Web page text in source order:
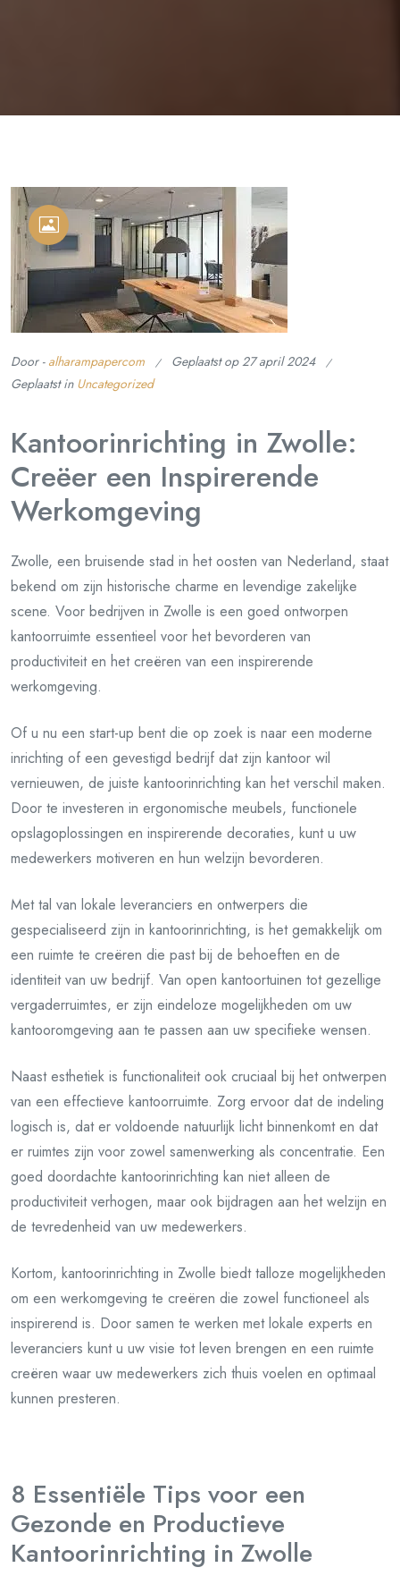
Door - alharampapercom Geplaatst op27 april 2024
Geplaatst in Uncategorized
Kantoorinrichting in Zwolle:
Creëer een Inspirerende
Werkomgeving
Zwolle, een bruisende stad in het oosten van Nederland, staat
bekend om zijn historische charme en levendige zakelijke
scene. Voor bedrijven in Zwolle is een goed ontworpen
kantoorruimte essentieel voor het bevorderen van
productiviteit en het creëren van een inspirerende
werkomgeving.
Of u nu een start-up bent die op zoek is naar een moderne
inrichting of een gevestigd bedrijf dat zijn kantoor wil
vernieuwen, de juiste kantoorinrichting kan het verschil maken.
Door te investeren in ergonomische meubels, functionele
opslagoplossingen en inspirerende decoraties, kunt u uw
medewerkers motiveren en hun welzijn bevorderen.
Met tal van lokale leveranciers en ontwerpers die
gespecialiseerd zijn in kantoorinrichting, is het gemakkelijk om
een ruimte te creëren die past bij de behoeften en de
identiteit van uw bedrijf. Van open kantoortuinen tot gezellige
vergaderruimtes, er zijn eindeloze mogelijkheden om uw
kantooromgeving aan te passen aan uw specifieke wensen.
Naast esthetiek is functionaliteit ook cruciaal bij het ontwerpen
van een effectieve kantoorruimte. Zorg ervoor dat de indeling
logisch is, dat er voldoende natuurlijk licht binnenkomt en dat
er ruimtes zijn voor zowel samenwerking als concentratie. Een
goed doordachte kantoorinrichting kan niet alleen de
productiviteit verhogen, maar ook bijdragen aan het welzijn en
de tevredenheid van uw medewerkers.
Kortom, kantoorinrichting in Zwolle biedt talloze mogelijkheden
om een werkomgeving te creëren die zowel functioneel als
inspirerend is. Door samen te werken met lokale experts en
leveranciers kunt u uw visie tot leven brengen en een ruimte
creëren waar uw medewerkers zich thuis voelen en optimaal
kunnen presteren.
8 Essentiële Tips voor een
Gezonde en Productieve
Kantoorinrichting in Zwolle